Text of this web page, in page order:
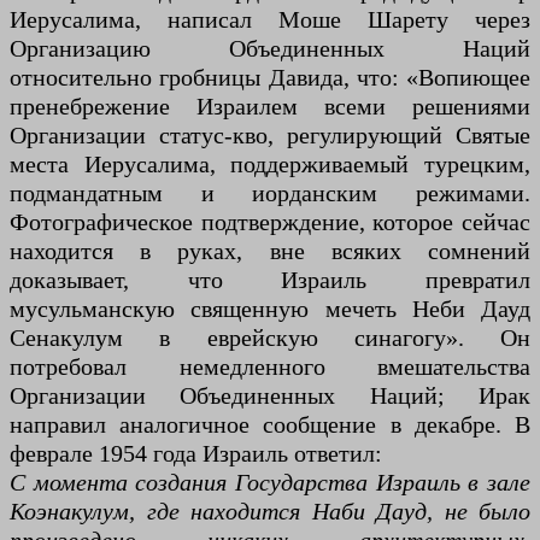
Иерусалима, написал Моше Шарету через
Организацию Объединенных Наций
относительно гробницы Давида, что: «Вопиющее
пренебрежение Израилем всеми решениями
Организации статус-кво, регулирующий Святые
места Иерусалима, поддерживаемый турецким,
подмандатным и иорданским режимами.
Фотографическое подтверждение, которое сейчас
находится в руках, вне всяких сомнений
доказывает, что Израиль превратил
мусульманскую священную мечеть Неби Дауд
Сенакулум в еврейскую синагогу». Он
потребовал немедленного вмешательства
Организации Объединенных Наций; Ирак
направил аналогичное сообщение в декабре. В
феврале 1954 года Израиль ответил:
С момента создания Государства Израиль в зале
Коэнакулум, где находится Наби Дауд, не было